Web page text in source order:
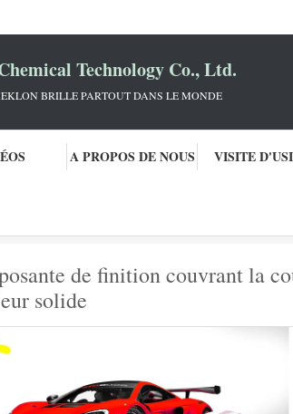
Technology Co., Ltd.
BRILLE PARTOUT DANS LE MONDE
A PROPOS DE NOUS VISITE
de finition couvrant la
solide